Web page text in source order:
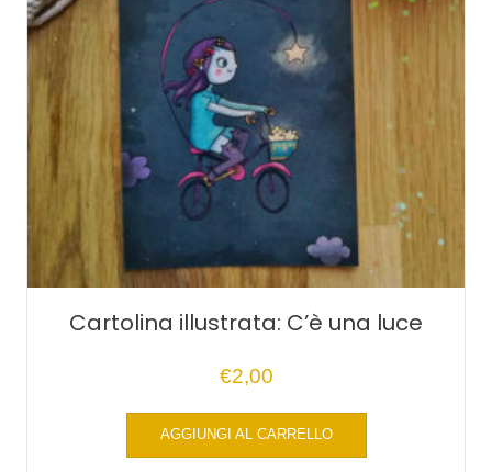
Cartolina illustrata: C’è una luce
€2,00
AGGIUNGI AL CARRELLO
Questo
ha